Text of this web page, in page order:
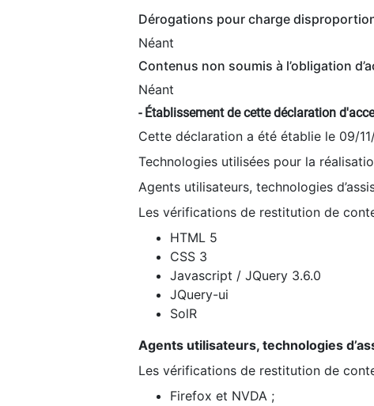
Dérogations pour charge
Néant
Contenus non soumis à l’obligation
Néant
- Établissement de cette déclaration
Cette déclaration a été établie le 09/
Technologies utilisées pour la
Agents utilisateurs, technologies
Les vérifications de restitution de
HTML 5
CSS 3
Javascript / JQuery 3.6.0
JQuery-ui
SolR
Agents utilisateurs, technologies
Les vérifications de restitution de
Firefox et NVDA ;